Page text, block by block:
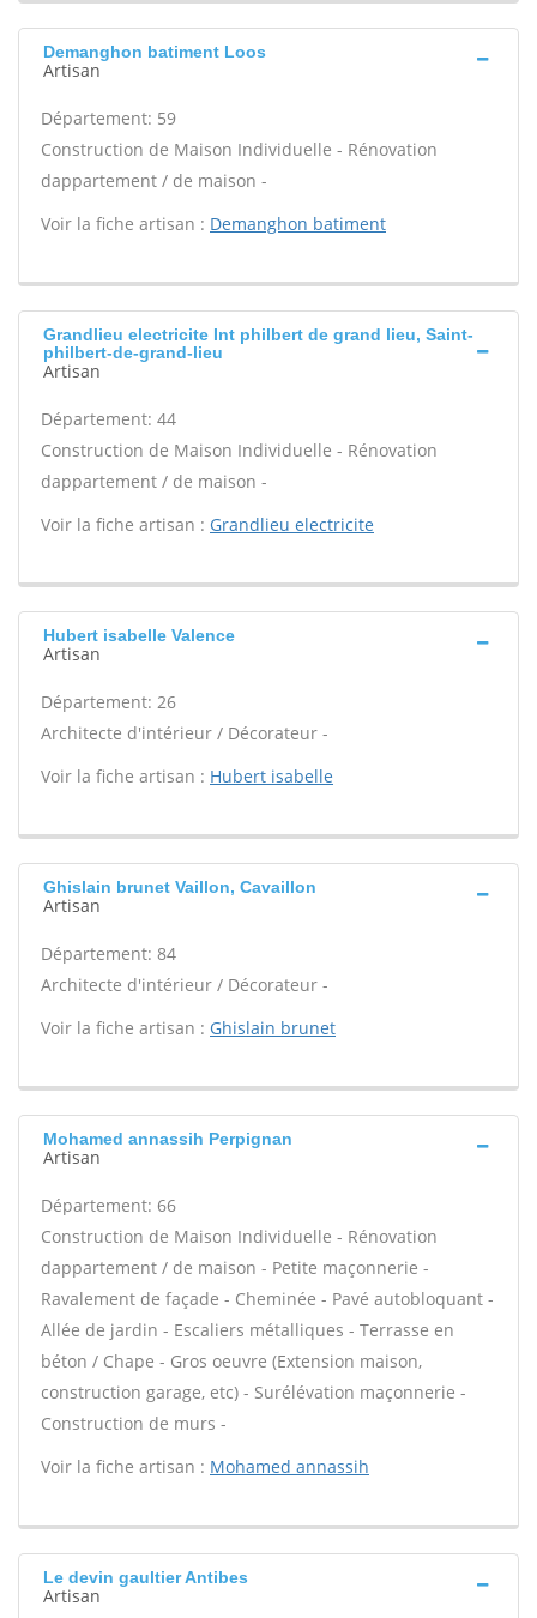
Demanghon batiment Loos
Artisan
Département: 59
Construction de Maison Individuelle - Rénovation
dappartement / de maison -
Voir la fiche artisan : Demanghon batiment
Grandlieu electricite Int philbert de grand lieu, Saint-
philbert-de-grand-lieu
Artisan
Département: 44
Construction de Maison Individuelle - Rénovation
dappartement / de maison -
Voir la fiche artisan : Grandlieu electricite
Hubert isabelle Valence
Artisan
Département: 26
Architecte d'intérieur / Décorateur -
Voir la fiche artisan : Hubert isabelle
Ghislain brunet Vaillon, Cavaillon
Artisan
Département: 84
Architecte d'intérieur / Décorateur -
Voir la fiche artisan : Ghislain brunet
Mohamed annassih Perpignan
Artisan
Département: 66
Construction de Maison Individuelle - Rénovation
dappartement / de maison - Petite maçonnerie -
Ravalement de façade - Cheminée - Pavé autobloquant -
Allée de jardin - Escaliers métalliques - Terrasse en
béton / Chape - Gros oeuvre (Extension maison,
construction garage, etc) - Surélévation maçonnerie -
Construction de murs -
Voir la fiche artisan : Mohamed annassih
Le devin gaultier Antibes
Artisan